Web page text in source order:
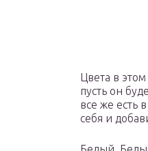
Цвета в
пусть он
все же есть
себя и